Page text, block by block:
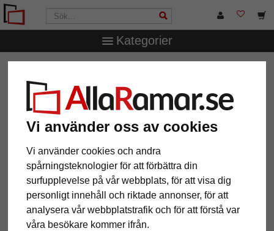
Vi använder oss av cookies
Vi använder cookies och andra
spårningsteknologier för att förbättra din
surfupplevelse på vår webbplats, för att visa dig
personligt innehåll och riktade annonser, för att
analysera vår webbplatstrafik och för att förstå var
våra besökare kommer ifrån.
Kategorier
Återställ alla filter
Format: 10x10
12 Artiklar Populärast
Grid